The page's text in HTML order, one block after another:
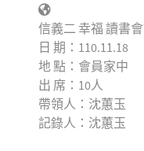
信義二 幸福 讀書
日 期：110.11.18
地 點：會員家中
出 席：10人
帶領人：沈蕙玉
記錄人：沈蕙玉